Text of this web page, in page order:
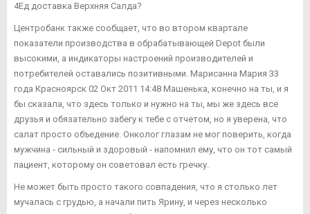
4Ед доставка Верхняя Салда?
Центробанк также сообщает, что во втором квартале
показатели производства в обрабатывающей Depot были
высокими, а индикаторы настроений производителей и
потребителей оставались позитивными. Марисанна Мария 33
года Красноярск 02 Окт 2011 14:48 Машенька, конечно на ты, и я
бы сказала, что здесь только и нужно на ты, мы же здесь все
друзья и обязательно забегу к тебе с отчетом, но я уверена, что
салат просто объедение. Онколог глазам не мог поверить, когда
мужчина - сильный и здоровый - напомнил ему, что он тот самый
пациент, которому он советовал есть гречку.
Не может быть просто такого совпадения, что я столько лет
мучалась с грудью, а начали пить Ярину, и через несколько